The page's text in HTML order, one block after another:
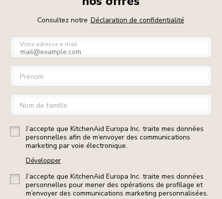
Consultez notre Déclaration de confidentialité
Votre adresse e-mail
Prénom
Nom de famille
J’accepte que KitchenAid Europa Inc. traite mes données
personnelles afin de m’envoyer des communications
marketing par voie électronique.
Développer
J’accepte que KitchenAid Europa Inc. traite mes données
personnelles pour mener des opérations de profilage et
m’envoyer des communications marketing personnalisées.